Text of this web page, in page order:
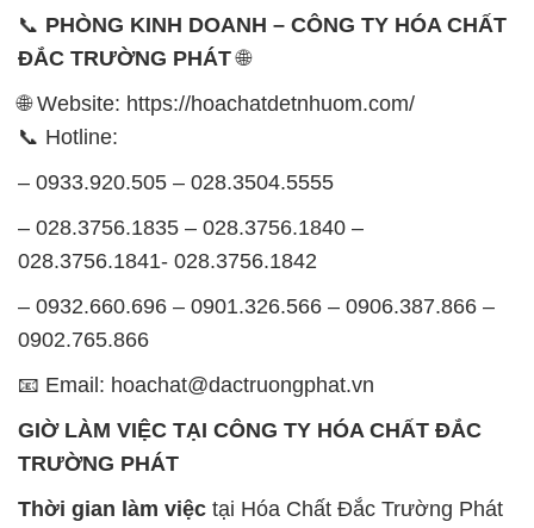
📞 PHÒNG KINH DOANH – CÔNG TY HÓA CHẤT
ĐẮC TRƯỜNG PHÁT🌐
🌐 Website: https://hoachatdetnhuom.com/
📞 Hotline:
– 0933.920.505 – 028.3504.5555
– 028.3756.1835 – 028.3756.1840 –
028.3756.1841- 028.3756.1842
– 0932.660.696 – 0901.326.566 – 0906.387.866 –
0902.765.866
📧 Email: hoachat@dactruongphat.vn
GIỜ LÀM VIỆC TẠI CÔNG TY HÓA CHẤT ĐẮC
TRƯỜNG PHÁT
Thời gian làm việc tại Hóa Chất Đắc Trường Phát